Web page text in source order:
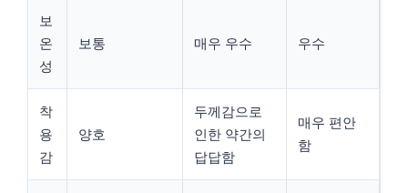
보
온
성
보통 매우 우수 우수
착
용
감
양호
두께감으로
인한 약간의
답답함
매우 편안
함